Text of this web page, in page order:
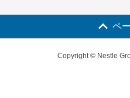
ペ
Copyright © Nestle